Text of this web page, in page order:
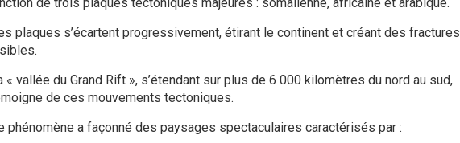
plaques s’écartent progressivement, étirant le continent et créant des fractures
« vallée du Grand Rift », s’étendant sur plus de 6 000 kilomètres du nord au sud,
de ces mouvements tectoniques.
phénomène a façonné des paysages spectaculaires caractérisés par :